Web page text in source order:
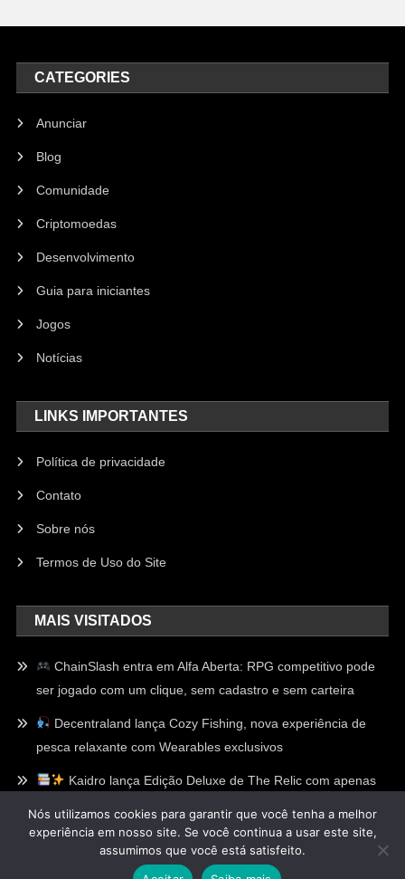
CATEGORIES
Anunciar
Blog
Comunidade
Criptomoedas
Desenvolvimento
Guia para iniciantes
Jogos
Notícias
LINKS IMPORTANTES
Política de privacidade
Contato
Sobre nós
Termos de Uso do Site
MAIS VISITADOS
ChainSlash entra em Alfa Aberta: RPG competitivo pode
ser jogado com um clique, sem cadastro e sem carteira
Decentraland lança Cozy Fishing, nova experiência de
pesca relaxante com Wearables exclusivos
Kaidro lança Edição Deluxe de The Relic com apenas
exclusivas no Web3
Nós utilizamos cookies para garantir que você tenha a melhor
experiência em nosso site. Se você continua a usar este site,
assumimos que você está satisfeito.